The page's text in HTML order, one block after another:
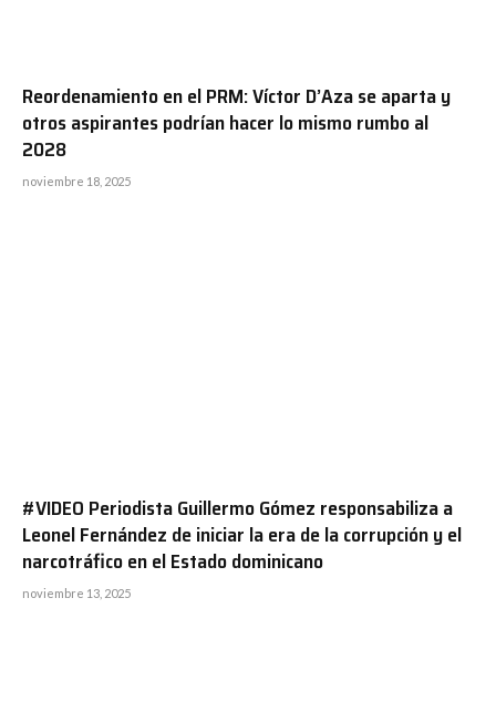
Reordenamiento en el PRM: Víctor D’Aza se aparta y
otros aspirantes podrían hacer lo mismo rumbo al
2028
noviembre 18, 2025
#VIDEO Periodista Guillermo Gómez responsabiliza a
Leonel Fernández de iniciar la era de la corrupción y el
narcotráfico en el Estado dominicano
noviembre 13, 2025